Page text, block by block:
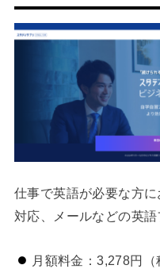
仕事で英語が必要な方
対応、メールなどの英
月額料金：3,278円（